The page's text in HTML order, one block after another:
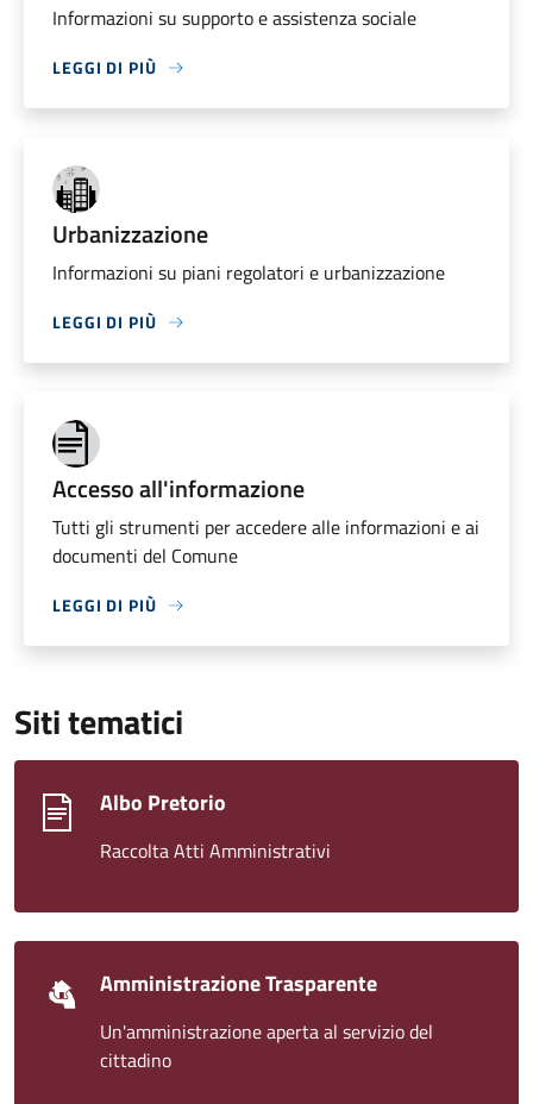
Informazioni su supporto e assistenza sociale
LEGGI DI PIÙ
Urbanizzazione
Informazioni su piani regolatori e urbanizzazione
LEGGI DI PIÙ
Accesso all'informazione
Tutti gli strumenti per accedere alle informazioni e ai
documenti del Comune
LEGGI DI PIÙ
Siti tematici
Albo Pretorio
Raccolta Atti Amministrativi
Amministrazione Trasparente
Un'amministrazione aperta al servizio del
cittadino